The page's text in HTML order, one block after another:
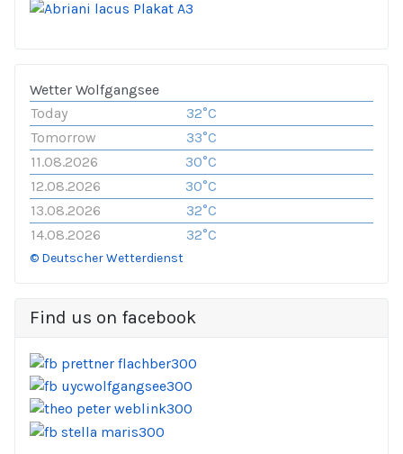
Wetter Wolfgangsee
Today
32°C
Tomorrow
33°C
11.08.2026
30°C
12.08.2026
30°C
13.08.2026
32°C
14.08.2026
32°C
© Deutscher Wetterdienst
Find us on facebook